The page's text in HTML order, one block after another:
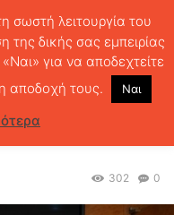
Φωτό αμέσως μετά τα
τα
0
302
σωστή λειτουργία του
της δικής σας εμπειρίας
για να αποδεχτείτε
αποδοχή τους.
Ναι